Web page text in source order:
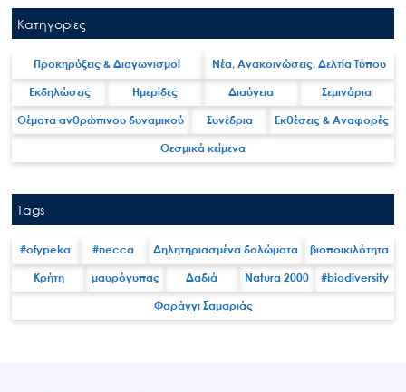
for:
Κατηγορίες
Προκηρύξεις & Διαγωνισμοί Νέα, Ανακοινώσεις, Δελτία Τύπου
Εκδηλώσεις Ημερίδες Διαύγεια Σεμινάρια
Θέματα ανθρώπινου δυναμικού Συνέδρια Εκθέσεις & Αναφορές
Θεσμικά κείμενα
Tags
#ofypeka #necca Δηλητηριασμένα δολώματα βιοποικιλότητα
Κρήτη μαυρόγυπας Δαδιά Natura 2000 #biodiversity
Φαράγγι Σαμαριάς